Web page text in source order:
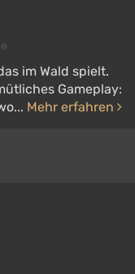
im Wald spielt.
Gameplay:
Mehr erfahren